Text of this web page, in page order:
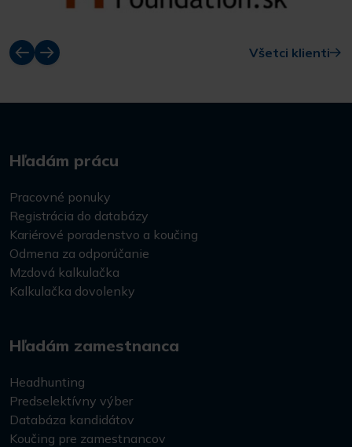
Všetci klienti
Hľadám prácu
Pracovné ponuky
Registrácia do databázy
Kariérové poradenstvo a koučing
Odmena za odporúčanie
Mzdová kalkulačka
Kalkulačka dovolenky
Hľadám zamestnanca
Headhunting
Predselektívny výber
Databáza kandidátov
Koučing pre zamestnancov